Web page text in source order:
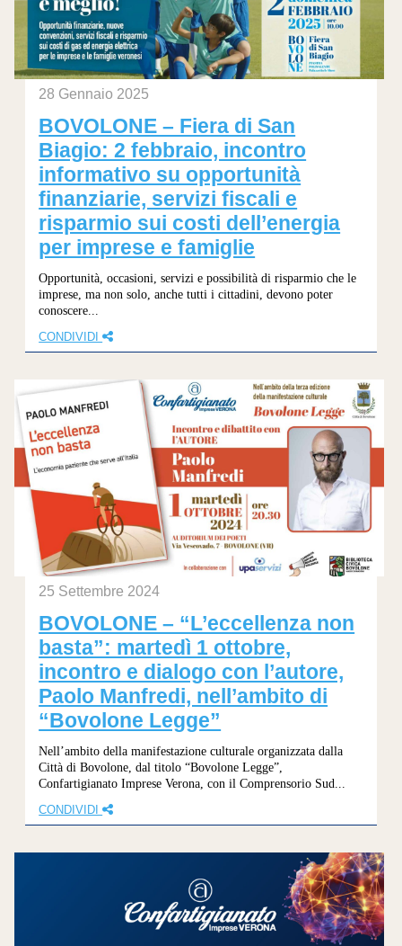
28 Gennaio 2025
BOVOLONE – Fiera di San
Biagio: 2 febbraio, incontro
informativo su opportunità
finanziarie, servizi fiscali e
risparmio sui costi dell’energia
per imprese e famiglie
Opportunità, occasioni, servizi e possibilità di risparmio che le
imprese, ma non solo, anche tutti i cittadini, devono poter
conoscere...
CONDIVIDI
25 Settembre 2024
BOVOLONE – “L’eccellenza non
basta”: martedì 1 ottobre,
incontro e dialogo con l’autore,
Paolo Manfredi, nell’ambito di
“Bovolone Legge”
Nell’ambito della manifestazione culturale organizzata dalla
Città di Bovolone, dal titolo “Bovolone Legge”,
Confartigianato Imprese Verona, con il Comprensorio Sud...
CONDIVIDI